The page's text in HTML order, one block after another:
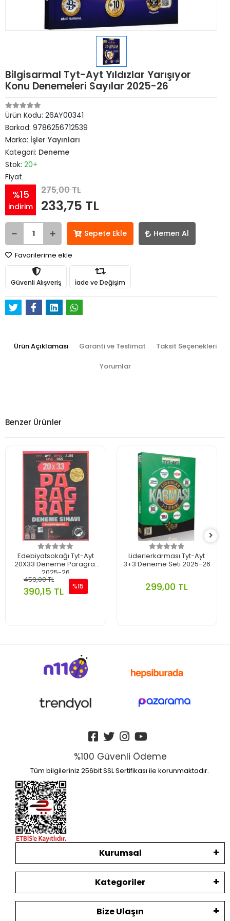
Bilgisarmal Tyt-Ayt Yıldızlar Yarışıyor
Konu Denemeleri Sayılar 2025-26
Ürün Kodu: 26AY00341
Barkod: 9786256712539
Marka: İşler Yayınları
Kategori: Deneme
Stok: 20+
Fiyat
%15
indirim
275,00 TL
233,75 TL
Sepete Ekle Hemen Al
Favorilerime ekle
Güvenli Alışveriş İade ve Değişim
Ürün Açıklaması Garanti ve Teslimat Taksit Seçenekleri
Yorumlar
Benzer Ürünler
Edebiyatsokağı Tyt-Ayt
20X33 Deneme Paragraf
2025-26
459,00 TL
390,15 TL %15
Liderlerkarması Tyt-Ayt
3+3 Deneme Seti 2025-26
299,00 TL
%100 Güvenli Ödeme
Tüm bilgileriniz 256bit SSL Sertifikası ile korunmaktadır.
Kurumsal
Kategoriler
Bize Ulaşın